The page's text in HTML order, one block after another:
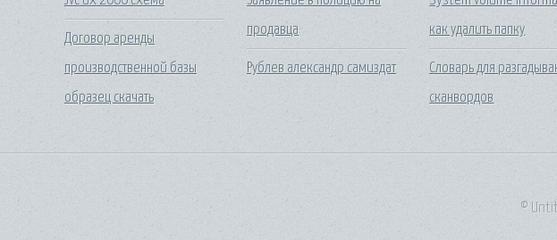
Договор аренды
производственной базы
образец скачать
продавца
Рублев александр самиздат
как удалить папку
Словарь для
сканвордов
©